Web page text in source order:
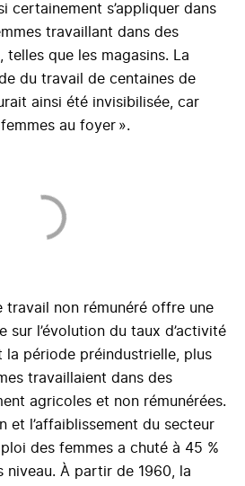
certainement s’appliquer dans
travaillant dans des
telles que les magasins. La
du travail de centaines de
ainsi été invisibilisée, car
au foyer ».
travail non rémunéré offre une
sur l’évolution du taux d’activité
la période préindustrielle, plus
travaillaient dans des
agricoles et non rémunérées.
et l’affaiblissement du secteur
des femmes a chuté à 45 %
niveau. À partir de 1960, la